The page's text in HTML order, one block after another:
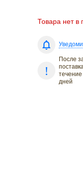
Товара нет в
После
дней